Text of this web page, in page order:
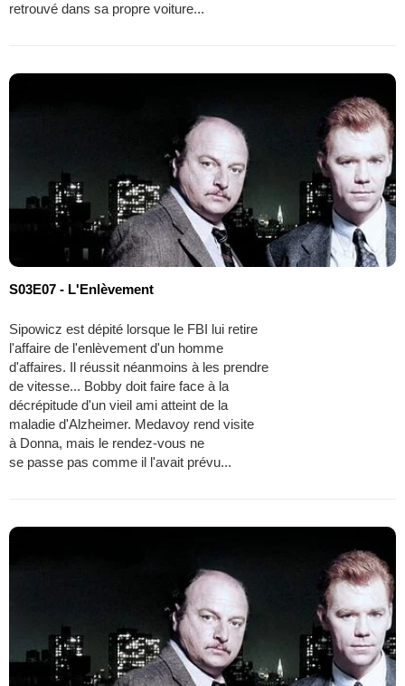
retrouvé dans sa propre voiture...
S03E07 - L'Enlèvement
Sipowicz est dépité lorsque le FBI lui retire
l'affaire de l'enlèvement d'un homme
d'affaires. Il réussit néanmoins à les prendre
de vitesse... Bobby doit faire face à la
décrépitude d'un vieil ami atteint de la
maladie d'Alzheimer. Medavoy rend visite
à Donna, mais le rendez-vous ne
se passe pas comme il l'avait prévu...